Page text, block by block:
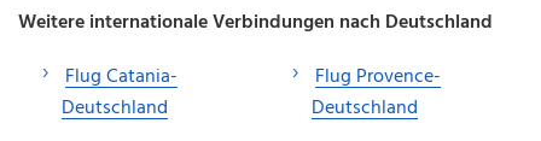
Weitere internationale Verbindungen nach Deutschland
Flug Catania-
Deutschland
Flug Provence-
Deutschland